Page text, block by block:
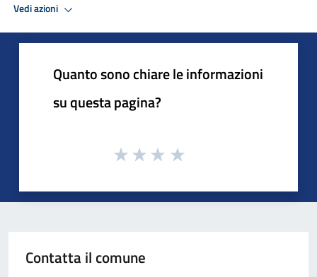
Vedi azioni
Quanto sono chiare le informazioni
su questa pagina?
Contatta il comune